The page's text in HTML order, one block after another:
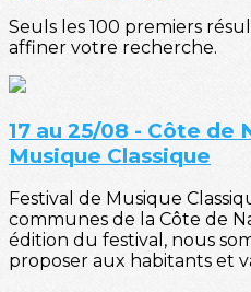
Seuls les 100 premiers
affiner votre recherche.
17 au 25/08 - Côte de
Musique Classique
Festival de Musique
communes de la Côte de
édition du festival, nous
proposer aux habitants et